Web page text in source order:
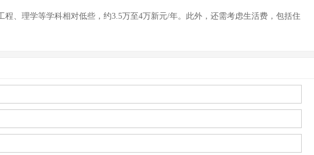
、理学等学科相对低些，约3.5万至4万新元/年。此外，还需考虑生活费，包括住